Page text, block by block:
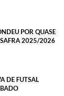
POR QUASE
SAFRA 2025/2026
DE FUTSAL